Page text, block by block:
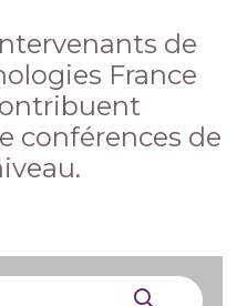
de
France
conférences de